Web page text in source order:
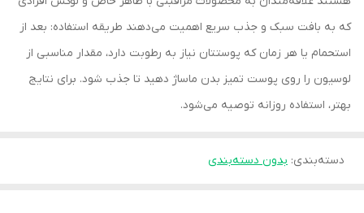
که به بافت سبک و جذب سریع اهمیت می‌دهند طریقه استفاده: بعد از
استحمام یا هر زمان که پوستتان نیاز به رطوبت دارد، مقدار مناسبی از
لوسیون را روی پوست تمیز بدن ماساژ دهید تا جذب شود. برای نتایج
بهتر، استفاده روزانه توصیه می‌شود.
دسته‌بندی: بدون دسته‌بندی